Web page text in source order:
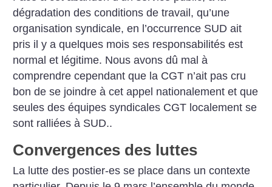
dégradation des conditions de travail, qu’une
organisation syndicale, en l’occurrence SUD ait
pris il y a quelques mois ses responsabilités est
normal et légitime. Nous avons dû mal à
comprendre cependant que la CGT n’ait pas cru
bon de se joindre à cet appel nationalement et que
seules des équipes syndicales CGT localement se
sont ralliées à SUD..
Convergences des luttes
La lutte des postier-es se place dans un contexte